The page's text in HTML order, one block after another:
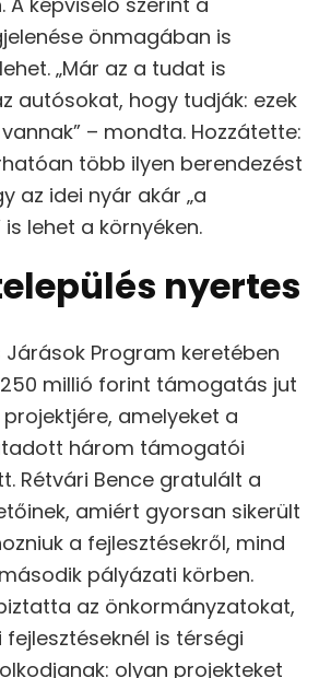
önmagában is
„Már az a tudat is
autósokat, hogy tudják: ezek
– mondta. Hozzátette:
több ilyen berendezést
az idei nyár akár „a
lehet a környéken.
nyertes
Járások Program keretében
millió forint támogatás jut
amelyeket a
három támogatói
Rétvári Bence gratulált a
amiért gyorsan sikerült
a fejlesztésekről, mind
pályázati körben.
az önkormányzatokat,
is térségi
olyan projekteket